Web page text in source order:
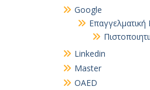
Google
Επαγγελματική
Linkedin
Master
OAED